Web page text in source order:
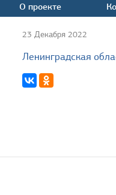
О проекте
23 Декабря 2022
Ленинградская